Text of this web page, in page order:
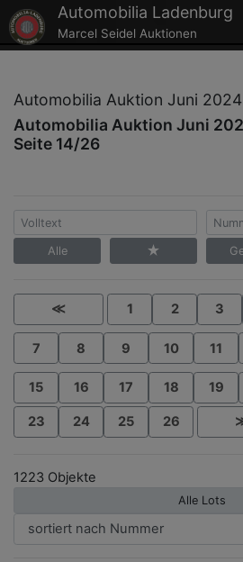
Automobilia Ladenburg
Marcel Seidel Auktionen
Automobilia Auktion Juni
Automobilia Auktion Juni
Seite 14/26
Alle
≪ 1 2 3
7 8 9 10 11
15 16 17 18 19
23 24 25 26
1223 Objekte
Alle Lots